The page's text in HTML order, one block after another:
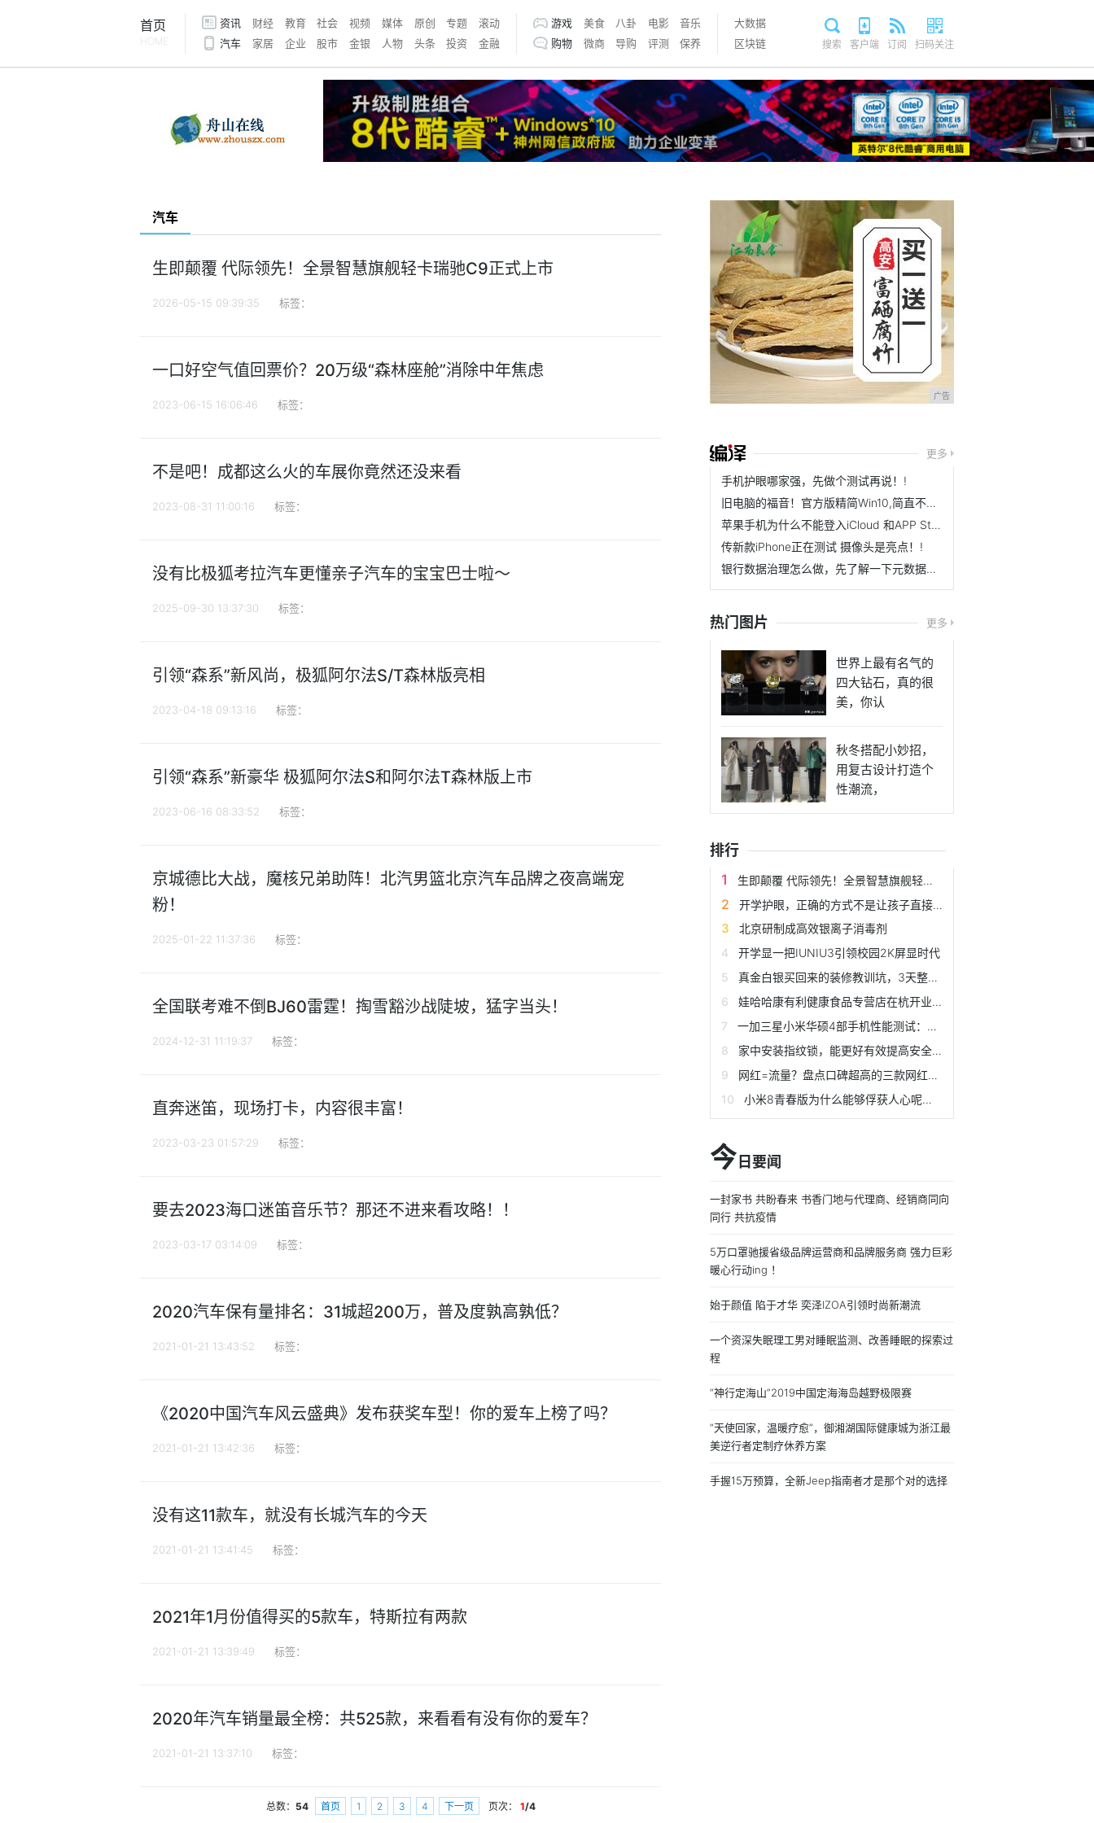
首页
HOME
资讯 财经 教育 社会 视频 媒体 原创 专题
滚动
汽车
家居 企业 股市 金银 人物 头条 投资 金融
游戏 美食 八卦 电影
音乐
购物
微商 导购 评测 保养
大数据
区块链
搜索 客户端 订阅 扫码关注
汽车
生即颠覆 代际领先！全景智慧旗舰轻卡瑞驰C9正式上市
2026-05-15 09:39:35 标签：
一口好空气值回票价？20万级“森林座舱”消除中年焦虑
2023-06-15 16:06:46 标签：
不是吧！成都这么火的车展你竟然还没来看
2023-08-31 11:00:16 标签：
没有比极狐考拉汽车更懂亲子汽车的宝宝巴士啦～
2025-09-30 13:37:30 标签：
引领“森系”新风尚，极狐阿尔法S/T森林版亮相
2023-04-18 09:13:16 标签：
引领“森系”新豪华 极狐阿尔法S和阿尔法T森林版上市
2023-06-16 08:33:52 标签：
京城德比大战，魔核兄弟助阵！北汽男篮北京汽车品牌之夜高端宠
粉！
2025-01-22 11:37:36 标签：
全国联考难不倒BJ60雷霆！掏雪豁沙战陡坡，猛字当头！
2024-12-31 11:19:37 标签：
直奔迷笛，现场打卡，内容很丰富！
2023-03-23 01:57:29 标签：
要去2023海口迷笛音乐节？那还不进来看攻略！！
2023-03-17 03:14:09 标签：
2020汽车保有量排名：31城超200万，普及度孰高孰低？
2021-01-21 13:43:52 标签：
《2020中国汽车风云盛典》发布获奖车型！你的爱车上榜了吗？
2021-01-21 13:42:36 标签：
没有这11款车，就没有长城汽车的今天
2021-01-21 13:41:45 标签：
2021年1月份值得买的5款车，特斯拉有两款
2021-01-21 13:39:49 标签：
2020年汽车销量最全榜：共525款，来看看有没有你的爱车？
2021-01-21 13:37:10 标签：
总数： 54 首页 1 2 3 4 下一页 页次： 1/4
广告
更多
手机护眼哪家强，先做个测试再说！!
旧电脑的福音！官方版精简Win10,简直不要太香!
苹果手机为什么不能登入iCloud 和APP Store!
传新款iPhone正在测试 摄像头是亮点！!
银行数据治理怎么做，先了解一下元数据管理在银行业务中的应用!
热门图片 更多
世界上最有名气的
四大钻石，真的很
美，你认
秋冬搭配小妙招，
用复古设计打造个
性潮流，
排行
生即颠覆 代际领先！全景智慧旗舰轻卡瑞驰C9正式上市
开学护眼，正确的方式不是让孩子直接远离电子产品
北京研制成高效银离子消毒剂
开学显一把IUNIU3引领校园2K屏显时代
真金白银买回来的装修教训坑，3天整理总结：让你少花冤枉钱
娃哈哈康有利健康食品专营店在杭开业，探索“电商+零售”新模式
一加三星小米华硕4部手机性能测试：一加手机6T仍是机皇
家中安装指纹锁，能更好有效提高安全 让我们生活更稳定放心
网红=流量？盘点口碑超高的三款网红饮料，哪一款是你最爱？
小米8青春版为什么能够俘获人心呢？看完下面强大功能你就知道了
今 日要闻
一封家书 共盼春来 书香门地与代理商、经销商同向
同行 共抗疫情
5万口罩驰援省级品牌运营商和品牌服务商 强力巨彩
暖心行动ing ！
始于颜值 陷于才华 奕泽IZOA引领时尚新潮流
一个资深失眠理工男对睡眠监测、改善睡眠的探索过
程
“神行定海山”2019中国定海海岛越野极限赛
“天使回家，温暖疗愈”，御湘湖国际健康城为浙江最
美逆行者定制疗休养方案
手握15万预算，全新Jeep指南者才是那个对的选择